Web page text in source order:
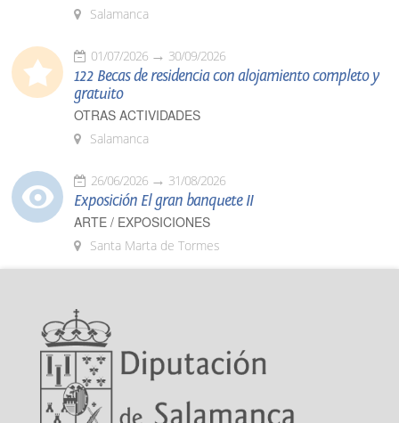
Salamanca
01/07/2026 30/09/2026
122 Becas de residencia con alojamiento completo y
gratuito
OTRAS ACTIVIDADES
Salamanca
26/06/2026 31/08/2026
Exposición El gran banquete II
ARTE / EXPOSICIONES
Santa Marta de Tormes